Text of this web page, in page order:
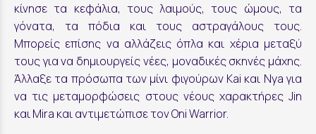
κίνησε τα κεφάλια, τους λαιμούς, τους ώμους, τα
γόνατα, τα πόδια και τους αστραγάλους τους.
Μπορείς επίσης να αλλάζεις όπλα και χέρια μεταξύ
τους για να δημιουργείς νέες, μοναδικές σκηνές μάχης.
Άλλαξε τα πρόσωπα των μίνι φιγούρων Kai και Nya για
να τις μεταμορφώσεις στους νέους χαρακτήρες Jin
και Mira και αντιμετώπισε τον Oni Warrior.